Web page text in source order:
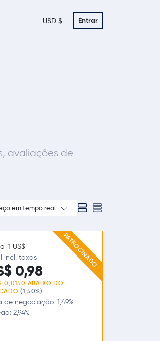
USD $ Entrar
avaliações de
em tempo real
PATROCINADO
1 US$
incl. taxas
0,98
0,0150 ABAIXO DO
(1,50%)
de negociação: 1,49%
2,94%